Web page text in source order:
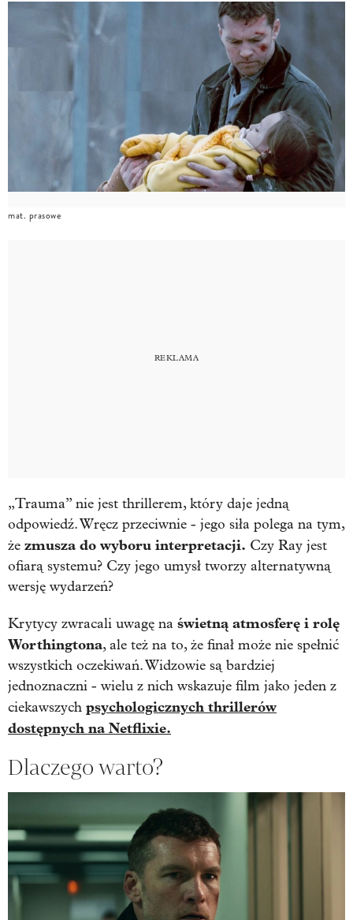
mat. prasowe
„Trauma” nie jest thrillerem, który daje jedną
odpowiedź. Wręcz przeciwnie - jego siła polega na tym,
że zmusza do wyboru interpretacji. Czy Ray jest
ofiarą systemu? Czy jego umysł tworzy alternatywną
wersję wydarzeń?
Krytycy zwracali uwagę na świetną atmosferę i rolę
Worthingtona, ale też na to, że finał może nie spełnić
wszystkich oczekiwań. Widzowie są bardziej
jednoznaczni - wielu z nich wskazuje film jako jeden z
ciekawszych psychologicznych thrillerów
dostępnych na Netflixie.
Dlaczego warto?